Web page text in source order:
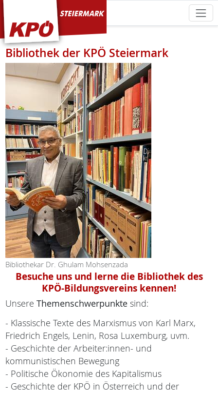
KPÖ Steiermark
Bibliothek der KPÖ Steiermark
Bibliothekar Dr. Ghulam Mohsenzada
Besuche uns und lerne die Bibliothek des
KPÖ-Bildungsvereins kennen!
Unsere Themenschwerpunkte sind:
- Klassische Texte des Marxismus von Karl Marx,
Friedrich Engels, Lenin, Rosa Luxemburg, uvm.
- Geschichte der Arbeiter:innen- und
kommunistischen Bewegung
- Politische Ökonomie des Kapitalismus
- Geschichte der KPÖ in Österreich und der